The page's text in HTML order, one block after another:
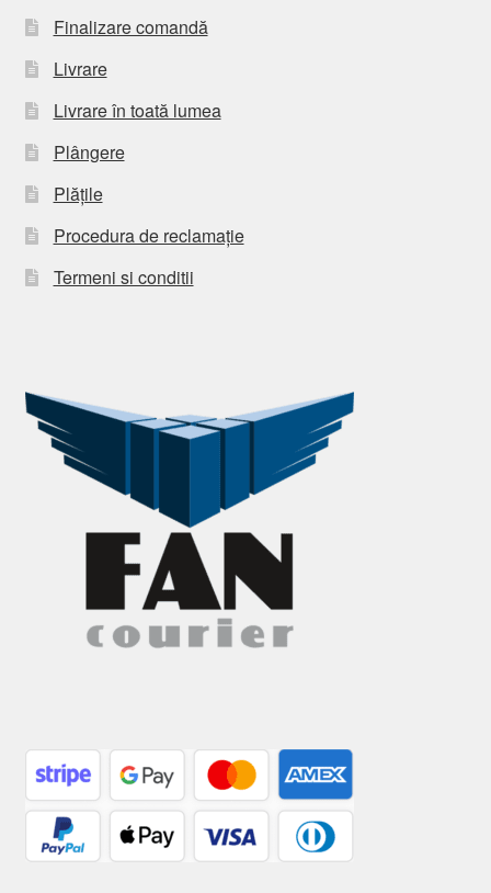
Finalizare comandă
Livrare
Livrare în toată lumea
Plângere
Plățile
Procedura de reclamație
Termeni si conditii